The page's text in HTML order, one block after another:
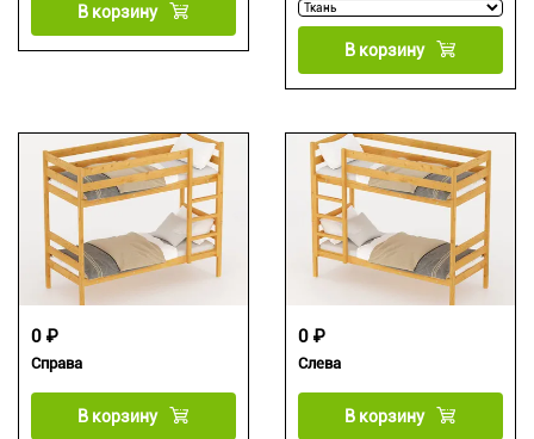
В корзину
В корзину
Справа
0 ₽
В корзину
Слева
0 ₽
В корзину